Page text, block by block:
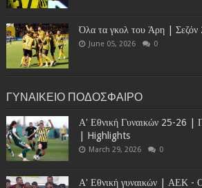
Όλα τα γκολ του Άρη |
June 05, 2026 0
ΓΥΝΑΙΚΕΙΟ ΠΟΔΟΣΦΑΙΡΟ
Α' Εθνική Γυναικών 25-26 |
| Highlights
March 29, 2026 0
Α' Εθνική γυναικών | ΑΕΚ